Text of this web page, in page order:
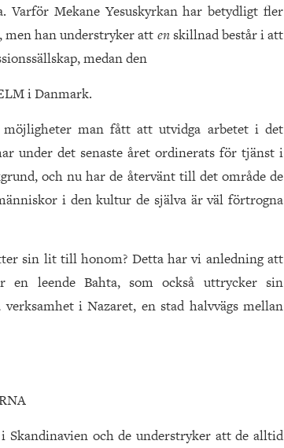
Varför Mekane Yesuskyrkan har betydligt fler
men han understryker att en skillnad består i att
medan den
i Danmark.
man fått att utvidga arbetet i det
under det senaste året ordinerats för tjänst i
och nu har de återvänt till det område de
i den kultur de själva är väl förtrogna
sin lit till honom? Detta har vi anledning att
en leende Bahta, som också uttrycker sin
i Nazaret, en stad halvvägs mellan
Skandinavien och de understryker att de alltid